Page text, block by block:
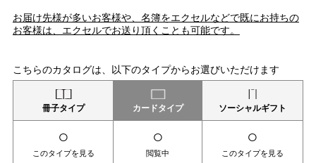
お届け先様が多いお客様や、名簿をエクセルなどで既にお持ちの
お客様は、エクセルでお送り頂くことも可能です。
こちらのカタログは、以下のタイプからお選びいただけます
冊子タイプ カードタイプ ソーシャルギフト
○
このタイプを見る
○
閲覧中
○
このタイプを見る